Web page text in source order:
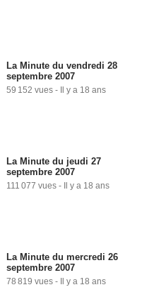
La Minute du vendredi 28
septembre 2007
59 152 vues - Il y a 18 ans
La Minute du jeudi 27
septembre 2007
111 077 vues - Il y a 18 ans
La Minute du mercredi 26
septembre 2007
78 819 vues - Il y a 18 ans